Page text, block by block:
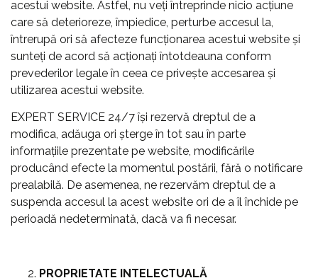
acestui website. Astfel, nu veți întreprinde nicio acțiune
care să deterioreze, împiedice, perturbe accesul la,
întrerupă ori să afecteze funcționarea acestui website și
sunteți de acord să acționați întotdeauna conform
prevederilor legale în ceea ce privește accesarea şi
utilizarea acestui website.
EXPERT SERVICE 24/7 își rezervă dreptul de a
modifica, adăuga ori șterge în tot sau în parte
informațiile prezentate pe website, modificările
producând efecte la momentul postării, fără o notificare
prealabilă. De asemenea, ne rezervăm dreptul de a
suspenda accesul la acest website ori de a îl închide pe
perioadă nedeterminată, dacă va fi necesar.
PROPRIETATE INTELECTUALĂ